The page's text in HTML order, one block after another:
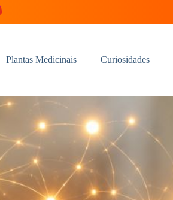
Plantas Medicinais Curiosidades